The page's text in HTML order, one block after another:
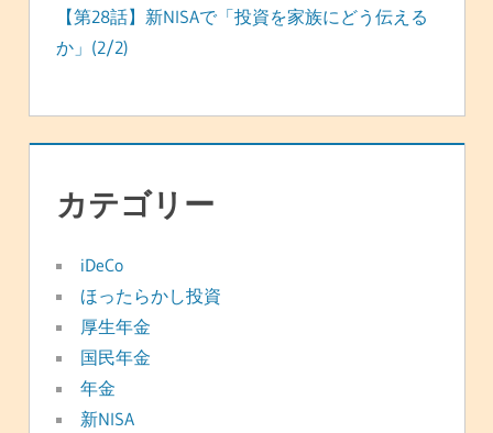
【第28話】新NISAで「投資を家族にどう伝える
か」(2/2)
カテゴリー
iDeCo
ほったらかし投資
厚生年金
国民年金
年金
新NISA